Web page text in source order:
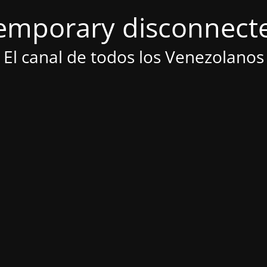
El canal de todos los Venezolanos